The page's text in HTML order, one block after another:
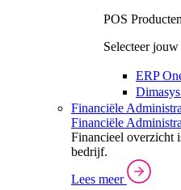
POS
Selecteer
ERP
Dimasys
Financiële
Financiële
Financieel overzicht
bedrijf.
Lees meer